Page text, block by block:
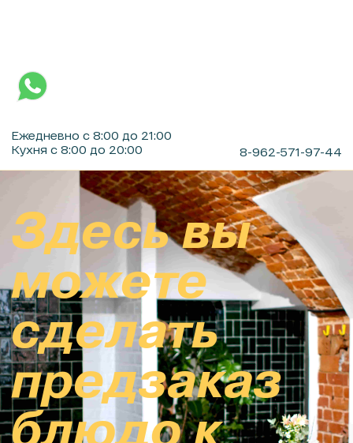
Ежедневно с 8:00 до 21:00
Здесь вы
можете
сделать
предзаказ
блюдо к
вашему
приезду
Напитки и десерт можно заказать по факту